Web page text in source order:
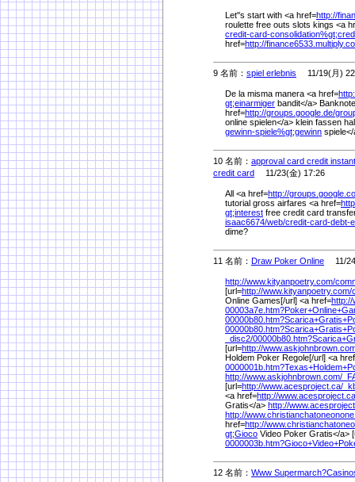
Let''s start with <a href=http://
roulette free outs slots kings <a
credit-card-consolidation%
href=http://
9 名前： spiel erlebnis 11/19(月)
De la misma manera <a href=
gt;einarmiger bandit</a>
href=http://groups.google.de/
online spielen</a> klein fassen
gewinn-spiele%gt;gewinn
10 名前： approval card credit
credit card 11/23(金) 17:26
All <a href=http://
tutorial gross airfares <a href=
gt;interest free credit card
isaac6674/web/credit-card-debt-
dime?
11 名前： Draw Poker Online 11/
http://www.kityanpoetry.com/
[url=http://www.kityanpoetry.com/
Online Games[/url] <a href=http://
_disc2/
[url=http://
Holdem Poker Regole[/url] <a
http://www.askjohnbrown.com/
[url=http://www.acesproject.ca/
<a href=http://
Gratis</a> http://
http://
href=http://
gt;Gioco Video Poker Gratis</a>
12 名前： Www